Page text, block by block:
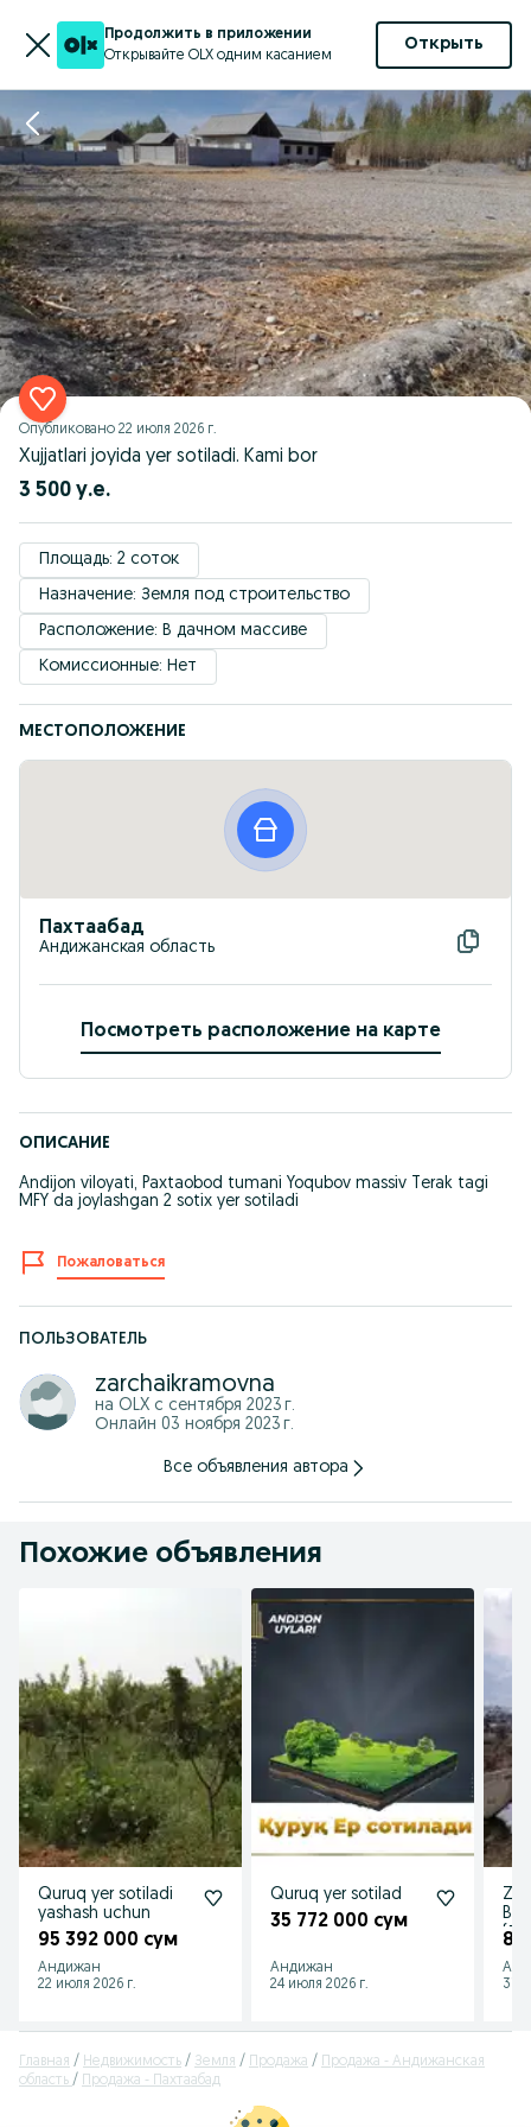
Продолжить в приложении
Открывайте OLX одним касанием
Открыть
Опубликовано 22 июля 2026 г.
Xujjatlari joyida yer sotiladi. Kami bor
3 500 у.е.
Площадь: 2 соток
Назначение: Земля под строительство
Расположение: В дачном массиве
Комиссионные: Нет
МЕСТОПОЛОЖЕНИЕ
Пахтаабад
Андижанская область
Посмотреть расположение на карте
ОПИСАНИЕ
Andijon viloyati, Paxtaobod tumani Yoqubov massiv Terak tagi
MFY da joylashgan 2 sotix yer sotiladi
Пожаловаться
ПОЛЬЗОВАТЕЛЬ
zarchaikramovna
на OLX с сентября 2023 г.
Онлайн 03 ноября 2023 г.
Все объявления автора
Похожие объявления
Quruq yer sotiladi
yashash uchun
95 392 000 сум
Андижан
22 июля 2026 г.
Quruq yer sotilad
35 772 000 сум
Андижан
24 июля 2026 г.
83
31
Главная Недвижимость Земля Продажа
Продажа - Андижанская
область
Продажа - Пахтаабад